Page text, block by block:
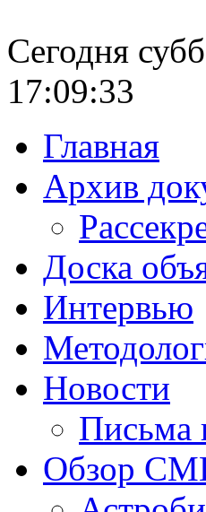
Сегодня
17:09:34
Главная
Архив
Доска
Интервью
Новости
Письма
Обзор